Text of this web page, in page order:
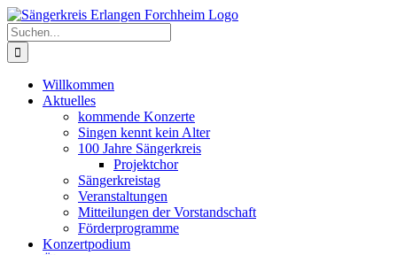
Zum
Inhalt
springen
Suche
nach:
Willkommen
Aktuelles
kommende Konzerte
Singen kennt kein Alter
100 Jahre Sängerkreis
Projektchor
Sängerkreistag
Veranstaltungen
Mitteilungen der Vorstandschaft
Förderprogramme
Konzertpodium